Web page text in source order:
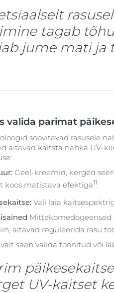
tagab
jume mati ja
valida parimat
soovitavad rasusele
aitavad kaitsta nahka UV-
Geel-kreemid, kerged
koos matistava efektiga11.
Vali laia
Mittekomedogeensed
aitavad reguleerida rasu
saab valida toonitud või
UV-kaitset